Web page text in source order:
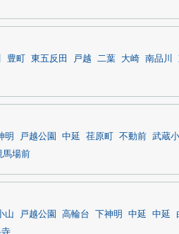
豊町 東五反田 戸越 二葉 大崎 南品川
明 戸越公園 中延 荏原町 不動前 武蔵
馬場前
山 戸越公園 高輪台 下神明 中延 中延
寺